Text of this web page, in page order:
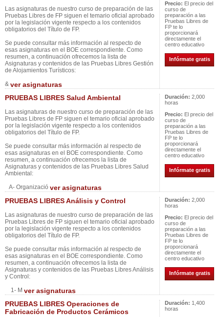
Las asignaturas de nuestro curso de preparación de las
Pruebas Libres de FP siguen el temario oficial aprobado
por la legislación vigente respecto a los contenidos
obligatorios del Título de FP.
Se puede consultar más información al respecto de
esas asignaturas en el BOE correspondiente. Como
resumen, a continuación ofrecemos la lista de
Asignaturas y contenidos de las Pruebas Libres Gestión
de Alojamientos Turísticos:
& ver asignaturas
Precio: El precio del
curso de
preparación a las
Pruebas Libres de
FP te lo
proporcionará
directamente el
centro educativo
Infórmate gratis
PRUEBAS LIBRES Salud Ambiental
Las asignaturas de nuestro curso de preparación de las
Pruebas Libres de FP siguen el temario oficial aprobado
por la legislación vigente respecto a los contenidos
obligatorios del Título de FP.
Se puede consultar más información al respecto de
esas asignaturas en el BOE correspondiente. Como
resumen, a continuación ofrecemos la lista de
Asignaturas y contenidos de las Pruebas Libres Salud
Ambiental:
A- Organizació ver asignaturas
Duración: 2,000
horas
Precio: El precio del
curso de
preparación a las
Pruebas Libres de
FP te lo
proporcionará
directamente el
centro educativo
Infórmate gratis
PRUEBAS LIBRES Análisis y Control
Las asignaturas de nuestro curso de preparación de las
Pruebas Libres de FP siguen el temario oficial aprobado
por la legislación vigente respecto a los contenidos
obligatorios del Título de FP.
Se puede consultar más información al respecto de
esas asignaturas en el BOE correspondiente. Como
resumen, a continuación ofrecemos la lista de
Asignaturas y contenidos de las Pruebas Libres Análisis
y Control:
1- M ver asignaturas
Duración: 2,000
horas
Precio: El precio del
curso de
preparación a las
Pruebas Libres de
FP te lo
proporcionará
directamente el
centro educativo
Infórmate gratis
PRUEBAS LIBRES Operaciones de
Fabricación de Productos Cerámicos
Duración: 1,400
horas